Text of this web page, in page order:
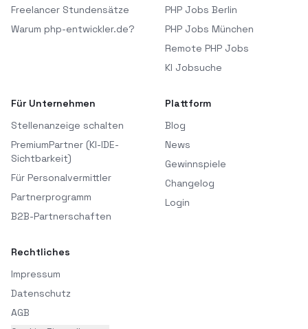
Freelancer Stundensätze
Warum php-entwickler.de?
PHP Jobs Berlin
PHP Jobs München
Remote PHP Jobs
KI Jobsuche
Für Unternehmen
Stellenanzeige schalten
PremiumPartner (KI-IDE-
Sichtbarkeit)
Für Personalvermittler
Partnerprogramm
B2B-Partnerschaften
Plattform
Blog
News
Gewinnspiele
Changelog
Login
Rechtliches
Impressum
Datenschutz
AGB